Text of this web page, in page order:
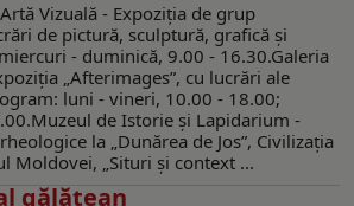
Vizuală - Expoziția de grup
de pictură, sculptură, grafică și
- duminică, 9.00 - 16.30.Galeria
„Afterimagesˮ, cu lucrări ale
luni - vineri, 10.00 - 18.00;
de Istorie şi Lapidarium -
la „Dunărea de Jos”, Civilizaţia
Moldovei, „Situri şi context ...
gălățean